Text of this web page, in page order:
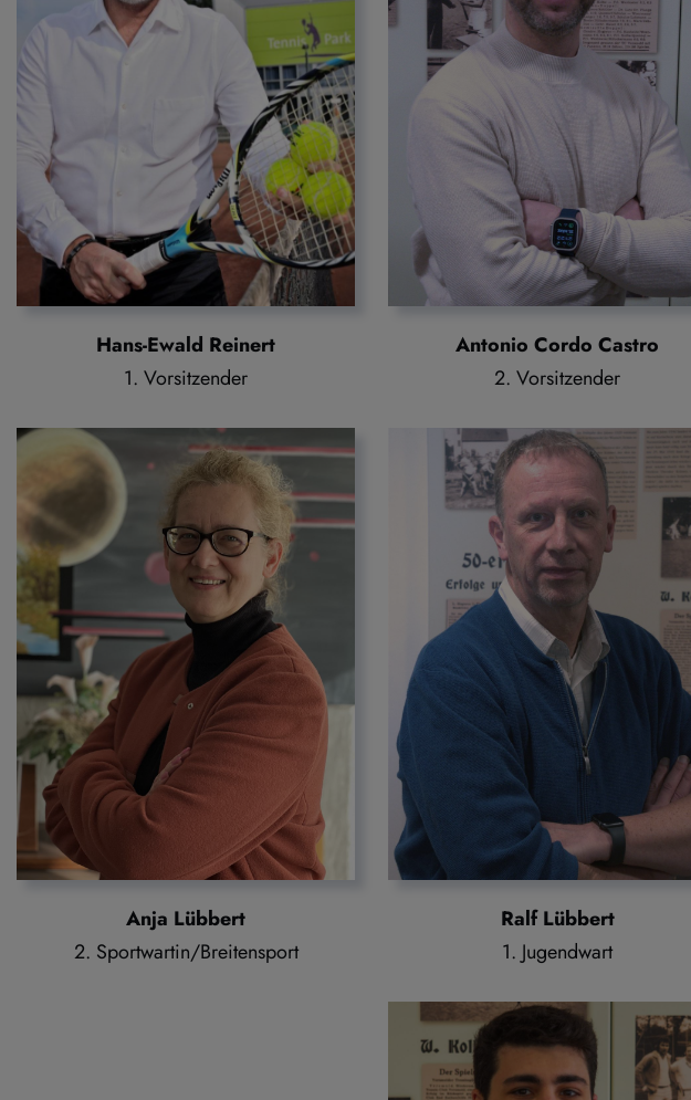
Hans-Ewald Reinert
1. Vorsitzender
Antonio Cordo Castro
2. Vorsitzender
Anja Lübbert
2. Sportwartin/Breitensport
Ralf Lübbert
1. Jugendwart